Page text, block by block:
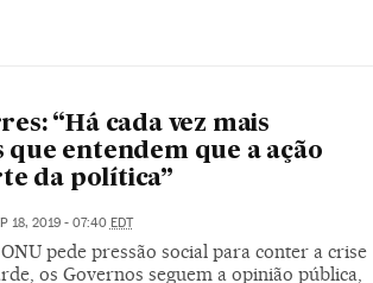
“Há cada vez mais
que entendem que a ação
da política”
18, 2019 - 07:40 EDT
pede pressão social para conter a crise
os Governos seguem a opinião pública,